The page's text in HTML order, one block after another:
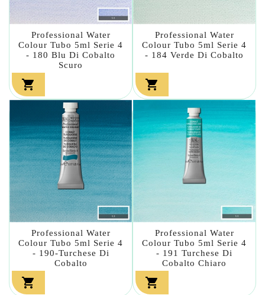
Professional Water
Colour Tubo 5ml Serie 4
- 180 Blu Di Cobalto
Scuro

Professional Water
Colour Tubo 5ml Serie 4
- 184 Verde Di Cobalto

Professional Water
Colour Tubo 5ml Serie 4
- 190-Turchese Di
Cobalto

Professional Water
Colour Tubo 5ml Serie 4
- 191 Turchese Di
Cobalto Chiaro
